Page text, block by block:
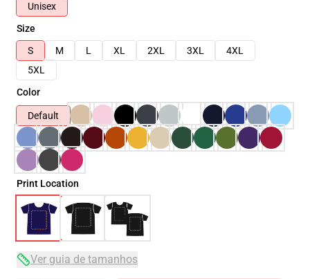
Unisex
Size
S
M L XL 2XL 3XL
4XL
5XL
Color
Default
Print Location
Ver guia de tamanhos